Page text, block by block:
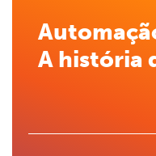
A história